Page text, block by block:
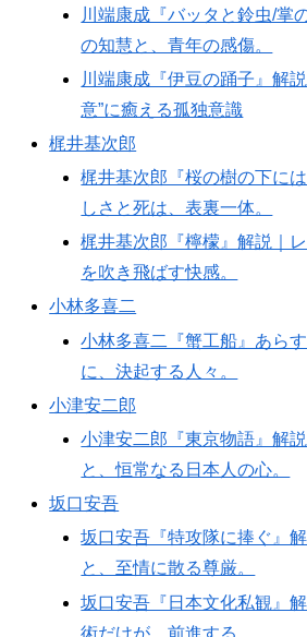
川端康成『バッタと鈴虫/掌
の知慧と、青年の感傷。
川端康成『伊豆の踊子』解
意”に癒える孤独意識
梶井基次郎
梶井基次郎『桜の樹の下に
しさと死は、表裏一体。
梶井基次郎『檸檬』解説｜
を吹き飛ばす快感。
小林多喜二
小林多喜二『蟹工船』あら
に、決起する人々。
小津安二郎
小津安二郎『東京物語』解
と、恒常なる日本人の心。
坂口安吾
坂口安吾『特攻隊に捧ぐ』
と、至情に散る尊厳。
坂口安吾『日本文化私観』
術だけが、前進する。